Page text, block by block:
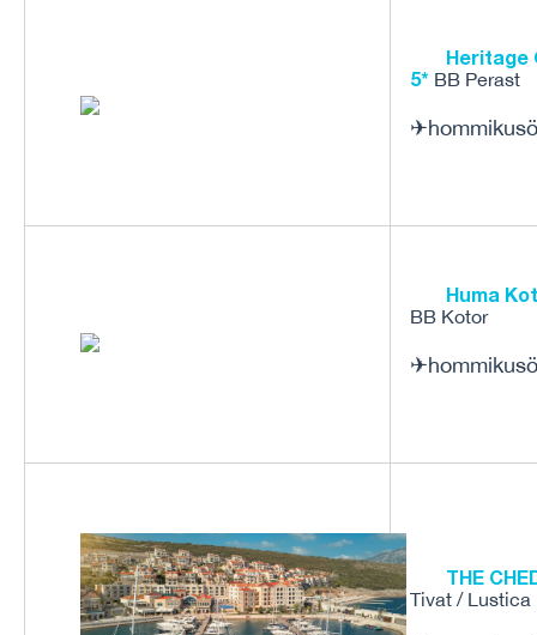
Heritage
5* BB Perast
✈
Huma
BB Kotor
✈
THE
Tivat / Lustica